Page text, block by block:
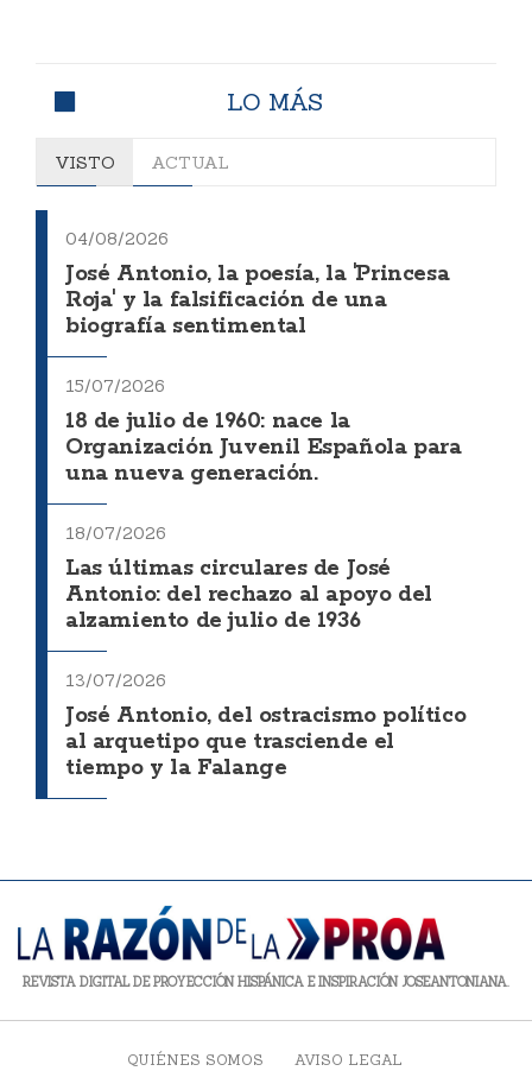
LO MÁS
VISTO ACTUAL
04/08/2026
José Antonio, la poesía, la 'Princesa
Roja' y la falsificación de una
biografía sentimental
15/07/2026
18 de julio de 1960: nace la
Organización Juvenil Española para
una nueva generación.
18/07/2026
Las últimas circulares de José
Antonio: del rechazo al apoyo del
alzamiento de julio de 1936
13/07/2026
José Antonio, del ostracismo político
al arquetipo que trasciende el
tiempo y la Falange
REVISTA DIGITAL DE PROYECCIÓN HISPÁNICA E INSPIRACIÓN JOSEANTONIANA.
QUIÉNES SOMOS AVISO LEGAL